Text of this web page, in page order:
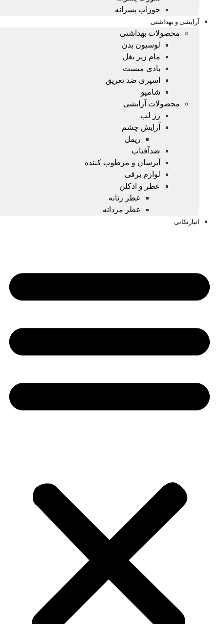
جوراب پسرانه
آرایشی و بهداشتی
محصولات بهداشتی
لوسیون بدن
مام زیر بغل
بادی میست
اسپری ضد تعریق
شامپو
محصولات آرایشی
رژ لب
آرایش چشم
ریمل
ضدآفتاب
آبرسان و مرطوب کننده
لوازم برقی
عطر و ادکلن
عطر زنانه
عطر مردانه
انبارتکانی